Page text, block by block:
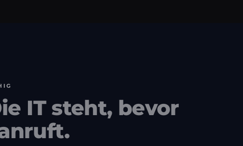
IT steht, bevor